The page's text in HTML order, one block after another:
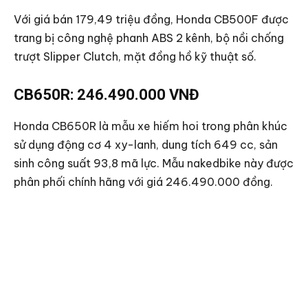
Với giá bán 179,49 triệu đồng, Honda CB500F được
trang bị công nghệ phanh ABS 2 kênh, bộ nồi chống
trượt Slipper Clutch, mặt đồng hồ kỹ thuật số.
CB650R: 246.490.000 VNĐ
Honda CB650R là mẫu xe hiếm hoi trong phân khúc
sử dụng động cơ 4 xy-lanh, dung tích 649 cc, sản
sinh công suất 93,8 mã lực. Mẫu nakedbike này được
phân phối chính hãng với giá 246.490.000 đồng.